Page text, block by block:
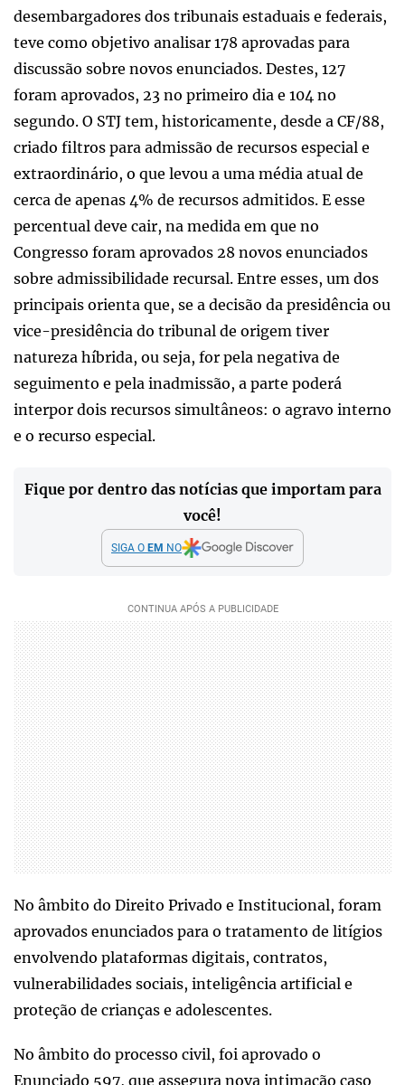
desembargadores dos tribunais estaduais e federais,
teve como objetivo analisar 178 aprovadas para
discussão sobre novos enunciados. Destes, 127
foram aprovados, 23 no primeiro dia e 104 no
segundo. O STJ tem, historicamente, desde a CF/88,
criado filtros para admissão de recursos especial e
extraordinário, o que levou a uma média atual de
cerca de apenas 4% de recursos admitidos. E esse
percentual deve cair, na medida em que no
Congresso foram aprovados 28 novos enunciados
sobre admissibilidade recursal. Entre esses, um dos
principais orienta que, se a decisão da presidência ou
vice-presidência do tribunal de origem tiver
natureza híbrida, ou seja, for pela negativa de
seguimento e pela inadmissão, a parte poderá
interpor dois recursos simultâneos: o agravo interno
e o recurso especial.
Fique por dentro das notícias que importam para
você!
SIGA O EM NO
No âmbito do Direito Privado e Institucional, foram
aprovados enunciados para o tratamento de litígios
envolvendo plataformas digitais, contratos,
vulnerabilidades sociais, inteligência artificial e
proteção de crianças e adolescentes.
No âmbito do processo civil, foi aprovado o
Enunciado 597, que assegura nova intimação caso